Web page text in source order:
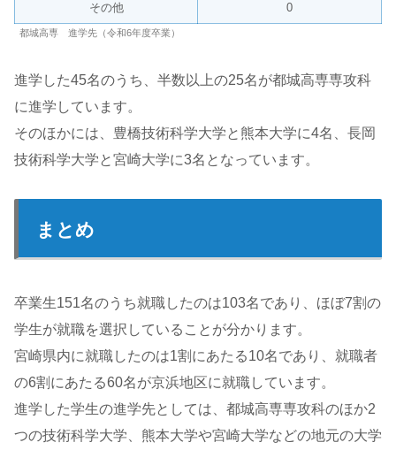
その他 0
都城高専 進学先（令和6年度卒業）
進学した45名のうち、半数以上の25名が都城高専専攻科
に進学しています。
そのほかには、豊橋技術科学大学と熊本大学に4名、長岡
技術科学大学と宮崎大学に3名となっています。
まとめ
卒業生151名のうち就職したのは103名であり、ほぼ7割の
学生が就職を選択していることが分かります。
宮崎県内に就職したのは1割にあたる10名であり、就職者
の6割にあたる60名が京浜地区に就職しています。
進学した学生の進学先としては、都城高専専攻科のほか2
つの技術科学大学、熊本大学や宮崎大学などの地元の大学